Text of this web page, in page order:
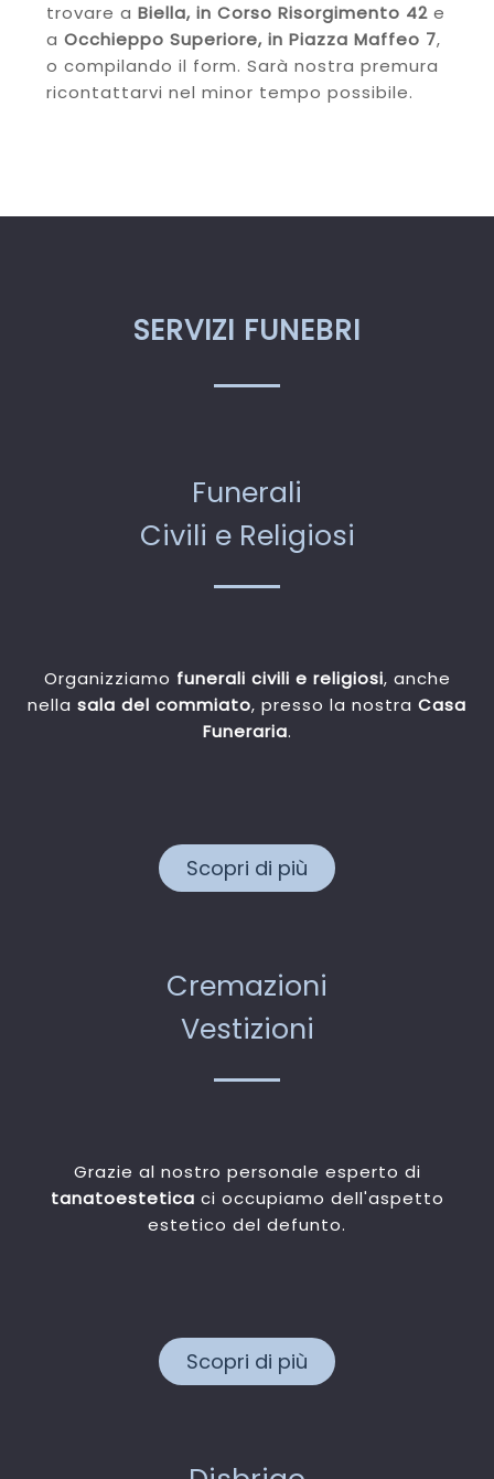
trovare aBiella, in Corso Risorgimento 42 e
aOcchieppo Superiore, in Piazza Maffeo 7,
o compilando il form. Sarà nostra premura
ricontattarvi nel minor tempo possibile.
SERVIZI FUNEBRI
Funerali
Civili e Religiosi
Organizziamo funerali civili e religiosi, anche
nella sala del commiato, presso la nostra Casa
Funeraria.
Scopri di più
Cremazioni
Vestizioni
Grazie al nostro personale esperto di
tanatoestetica ci occupiamo dell'aspetto
estetico del defunto.
Scopri di più